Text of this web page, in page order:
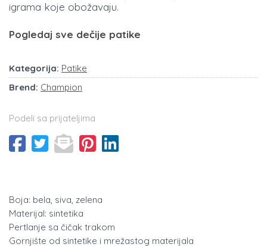
igrama koje obožavaju.
Pogledaj sve dečije patike
Kategorija: Patike
Brend: Champion
Podeli sa prijateljima
Boja: bela, siva, zelena
Materijal: sintetika
Pertlanje sa čičak trakom
Gornjište od sintetike i mrežastog materijala